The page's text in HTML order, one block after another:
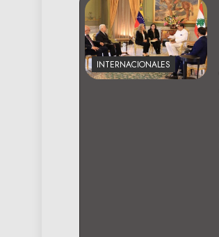
INTERNACIONALES